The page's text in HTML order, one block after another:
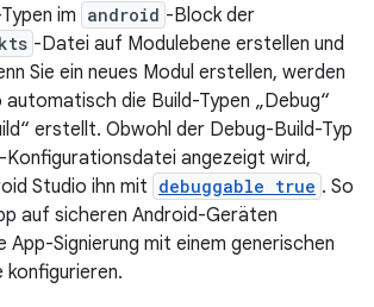
im android -Block der
-Datei auf Modulebene erstellen und
Sie ein neues Modul erstellen, werden
automatisch die Build-Typen „Debug“
erstellt. Obwohl der Debug-Build-Typ
Konfigurationsdatei angezeigt wird,
Studio ihn mit debuggable true . So
auf sicheren Android-Geräten
App-Signierung mit einem generischen